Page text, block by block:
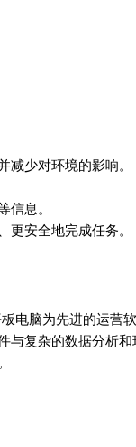
少对环境的影响。
息。
安全地完成任务。
电脑为先进的运营
与复杂的数据分析和